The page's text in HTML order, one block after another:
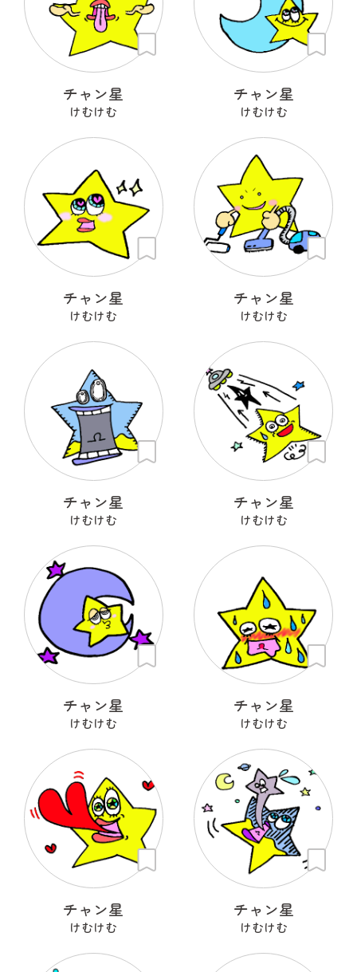
チャン星
けむけむ
チャン星
けむけむ
チャン星
けむけむ
チャン星
けむけむ
チャン星
けむけむ
チャン星
けむけむ
チャン星
けむけむ
チャン星
けむけむ
チャン星
けむけむ
チャン星
けむけむ